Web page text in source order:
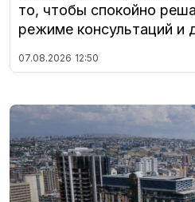
то, чтобы спокойно
режиме консультаций и
07.08.2026 12:50